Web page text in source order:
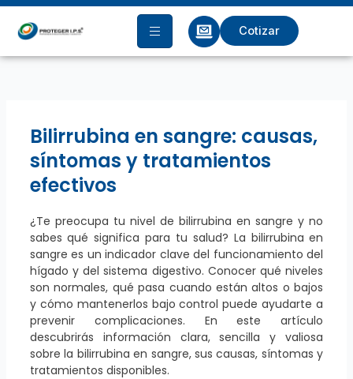
Ir
contenido
Cotizar
Bilirrubina en sangre: causas,
síntomas y tratamientos
efectivos
¿Te preocupa tu nivel de bilirrubina en sangre y no
sabes qué significa para tu salud? La bilirrubina en
sangre es un indicador clave del funcionamiento del
hígado y del sistema digestivo. Conocer qué niveles
son normales, qué pasa cuando están altos o bajos
y cómo mantenerlos bajo control puede ayudarte a
prevenir complicaciones. En este artículo
descubrirás información clara, sencilla y valiosa
sobre la bilirrubina en sangre, sus causas, síntomas y
tratamientos disponibles.